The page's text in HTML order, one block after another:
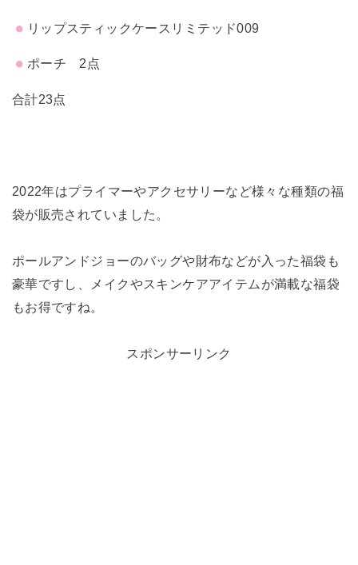
リップスティックケースリミテッド009
ポーチ 2点
合計23点
2022年はプライマーやアクセサリーなど様々な種類の福
袋が販売されていました。
ポールアンドジョーのバッグや財布などが入った福袋も
豪華ですし、メイクやスキンケアアイテムが満載な福袋
もお得ですね。
スポンサーリンク